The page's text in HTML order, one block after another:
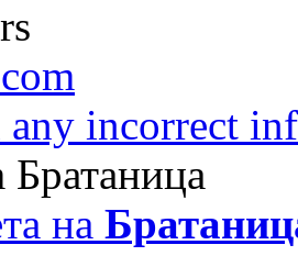
incorrect
на